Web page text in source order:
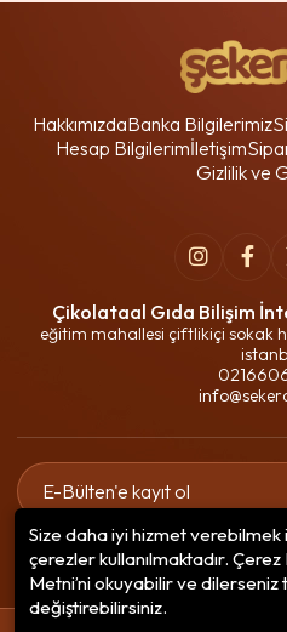
HakkımızdaBanka Bilgilerimiz
Hesap Bilgilerimİletişim
Gizlilik ve
Çikolataal Gıda Bilişim
eğitim mahallesi çiftlikiçi sokak
Gizlilik politikasınıokudum ve
Size daha iyi hizmet
çerezler kullanılmaktadır.
Metni’ni okuyabilir ve dilerseniz
değiştirebilirsiniz.